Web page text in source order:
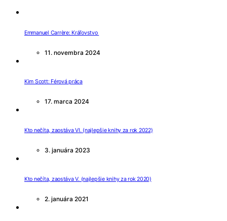
Emmanuel Carrère: Kráľovstvo
11. novembra 2024
Kim Scott: Férová práca
17. marca 2024
Kto nečíta, zaostáva VI. (najlepšie knihy za rok 2022)
3. januára 2023
Kto nečíta, zaostáva V. (najlepšie knihy za rok 2020)
2. januára 2021